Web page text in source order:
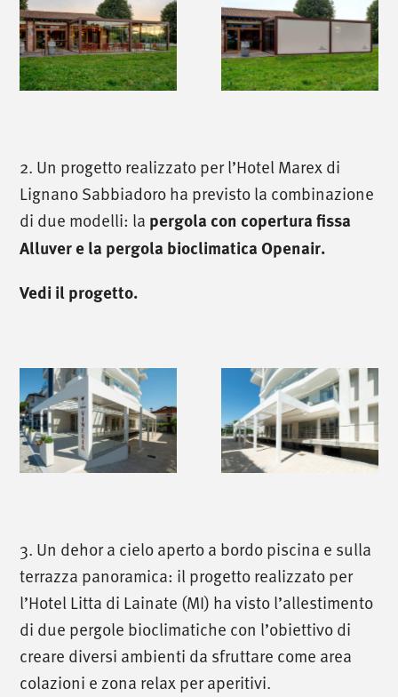
2. Un progetto realizzato per l’Hotel Marex di
Lignano Sabbiadoro ha previsto la combinazione
di due modelli: la pergola con copertura fissa
Alluvere lapergola bioclimatica Openair.
Vedi il progetto.
3. Un dehor a cielo aperto a bordo piscina e sulla
terrazza panoramica: il progetto realizzato per
l’Hotel Litta di Lainate (MI) ha visto l’allestimento
di due pergole bioclimatiche con l’obiettivo di
creare diversi ambienti da sfruttare come area
colazioni e zona relax per aperitivi.